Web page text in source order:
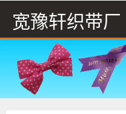
宽豫轩织带厂